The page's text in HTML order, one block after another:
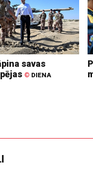
savas
© DIENA